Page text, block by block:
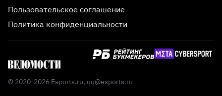
Пользовательское соглашение
Политика конфиденциальности
© 2020-2026 Esports.ru, qq@esports.ru